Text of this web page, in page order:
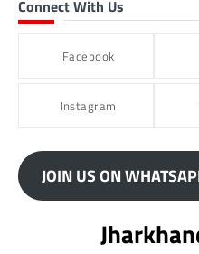
Connect With Us
Facebook
Instagram
JOIN US ON